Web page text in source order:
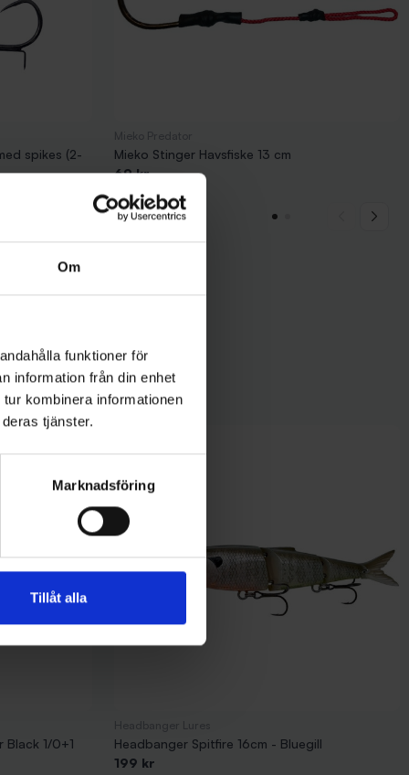
Om
funktioner för
information från din enhet
kombinera informationen
tjänster.
Marknadsföring
Tillåt alla
spikes (2-
Mieko Predator
Mieko Stinger Havsfiske 13 cm
69 kr
Black 1/0+1
Headbanger Spitfire 16cm - Bluegill
199 kr